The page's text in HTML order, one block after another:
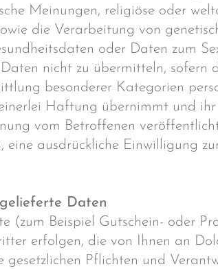
Meinungen, religiöse oder
die Verarbeitung von
oder Daten zum
nicht zu übermitteln,
besonderer Kategorien
Haftung übernimmt und
vom Betroffenen
eine ausdrückliche Einwilligung
Daten
(zum Beispiel Gutschein- oder
erfolgen, die von Ihnen an
Pflichten und